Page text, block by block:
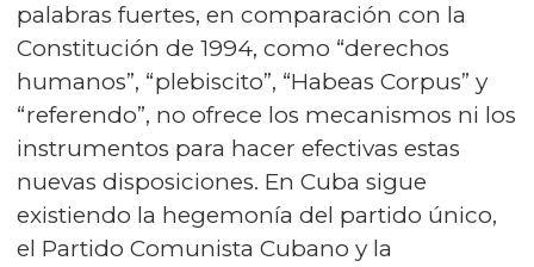
palabras fuertes, en comparación con la
Constitución de 1994, como “derechos
humanos”, “plebiscito”, “Habeas Corpus” y
“referendo”, no ofrece los mecanismos ni los
instrumentos para hacer efectivas estas
nuevas disposiciones. En Cuba sigue
existiendo la hegemonía del partido único,
el Partido Comunista Cubano y la